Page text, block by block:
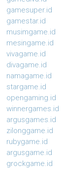
gamesuper.id
gamestar.id
musimgame.id
mesingame.id
vivagame.id
divagame.id
namagame.id
stargame.id
opengaming.id
winnergames.id
argusgames.id
zilonggame.id
rubygame.id
argusgame.id
grockgame.id